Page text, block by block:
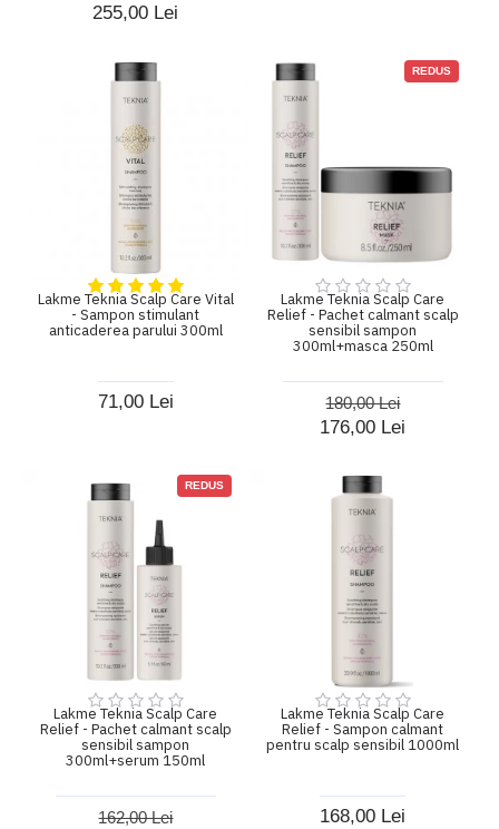
255,00 Lei
Lakme Teknia Scalp Care Vital
- Sampon stimulant
anticaderea parului 300ml
71,00 Lei
REDUS
Lakme Teknia Scalp Care
Relief - Pachet calmant scalp
sensibil sampon
300ml+masca 250ml
176,00 Lei
180,00 Lei
REDUS
Lakme Teknia Scalp Care
Relief - Pachet calmant scalp
sensibil sampon
300ml+serum 150ml
162,00 Lei
Lakme Teknia Scalp Care
Relief - Sampon calmant
pentru scalp sensibil 1000ml
168,00 Lei